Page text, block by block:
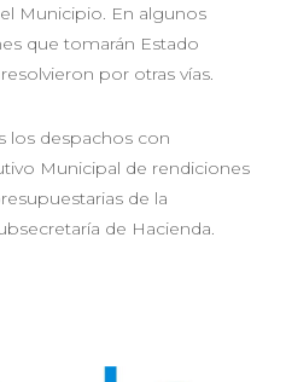
Municipio. En algunos
que tomarán Estado
por otras vías.
los despachos con
Municipal de rendiciones
de la
de Hacienda.